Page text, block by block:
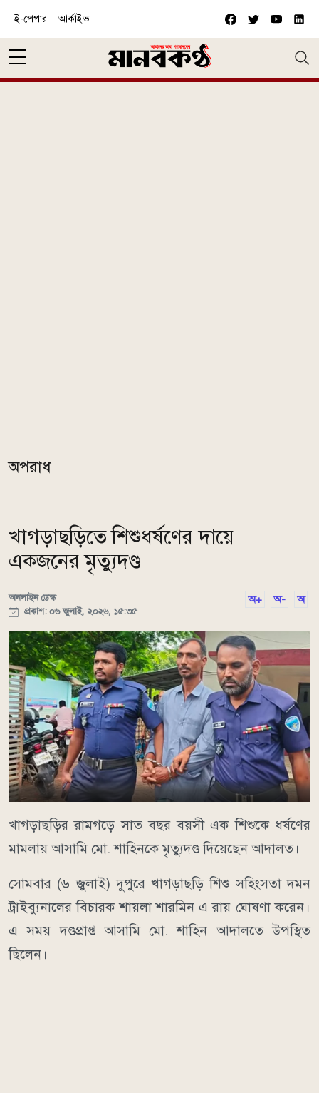
ই-পেপার আর্কাইভ
অপরাধ
খাগড়াছড়িতে শিশুধর্ষণের দায়ে
একজনের মৃত্যুদণ্ড
অনলাইন ডেস্ক
প্রকাশ: ০৬ জুলাই, ২০২৬, ১৫:৩৫
অ+ অ- অ
খাগড়াছড়ির রামগড়ে সাত বছর বয়সী এক শিশুকে ধর্ষণের
মামলায় আসামি মো. শাহিনকে মৃত্যুদণ্ড দিয়েছেন আদালত।
সোমবার (৬ জুলাই) দুপুরে খাগড়াছড়ি শিশু সহিংসতা দমন
ট্রাইব্যুনালের বিচারক শায়লা শারমিন এ রায় ঘোষণা করেন।
এ সময় দণ্ডপ্রাপ্ত আসামি মো. শাহিন আদালতে উপস্থিত
ছিলেন।